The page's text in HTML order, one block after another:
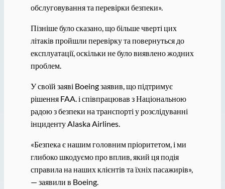
обслуговування та перевірки безпеки».
Пізніше було сказано, що більше чверті цих
літаків пройшли перевірку та повернуться до
експлуатації, оскільки не було виявлено жодних
проблем.
У своїй заяві Boeing заявив, що підтримує
рішення FAA. і співпрацював з Національною
радою з безпеки на транспорті у розслідуванні
інциденту Alaska Airlines.
«Безпека є нашим головним пріоритетом, і ми
глибоко шкодуємо про вплив, який ця подія
справила на наших клієнтів та їхніх пасажирів»,
— заявили в Boeing.